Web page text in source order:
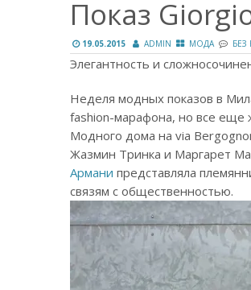
Показ
19.05.2015 ADMIN МОДА
Элегантность и
Неделя модных показов в
fashion-марафона, но все еще
Модного дома на via
Жазмин Тринка и Маргарет
Армани представляла
связям с общественностью.